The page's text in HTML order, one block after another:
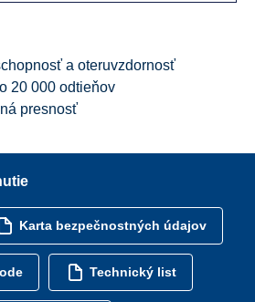
a oteruvzdornosť
20 000 odtieňov
presnosť
Karta bezpečnostných údajov
Technický list